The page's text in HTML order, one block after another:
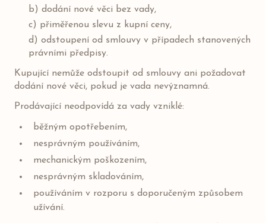
b) dodání nové věci bez vady,
c) přiměřenou slevu z kupní ceny,
d) odstoupení od smlouvy v případech stanovených
právními předpisy.
Kupující nemůže odstoupit od smlouvy ani požadovat
dodání nové věci, pokud je vada nevýznamná.
Prodávající neodpovídá za vady vzniklé:
běžným opotřebením,
nesprávným používáním,
mechanickým poškozením,
nesprávným skladováním,
používáním v rozporu s doporučeným způsobem
užívání.